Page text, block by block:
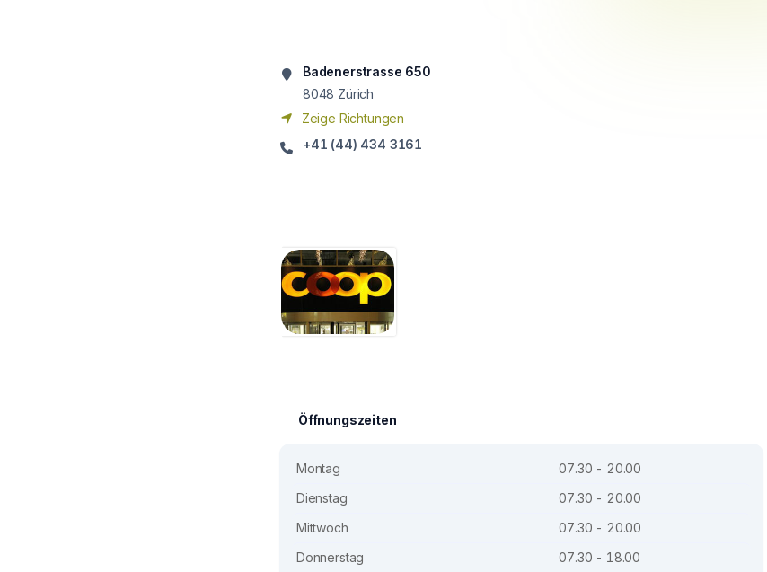
Badenerstrasse 650
8048 Zürich
Zeige Richtungen
+41 (44) 434 3161
Öffnungszeiten
Montag
07.30 - 20.00
Dienstag
07.30 - 20.00
Mittwoch
07.30 - 20.00
Donnerstag
07.30 - 18.00